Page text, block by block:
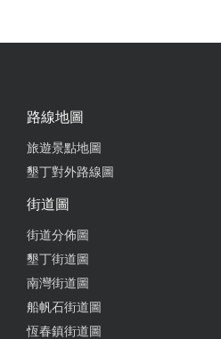
路線地圖
旅遊景點地圖
墾丁對外路線圖
街道圖
街道分佈圖
墾丁街道圖
南灣街道圖
船帆石街道圖
恆春鎮街道圖